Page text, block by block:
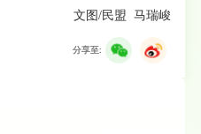
文图/民盟 马瑞峻
分享至: